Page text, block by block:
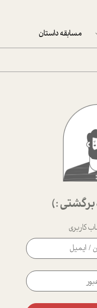
موفقيت
مسابقه داستان
:)
کاربری